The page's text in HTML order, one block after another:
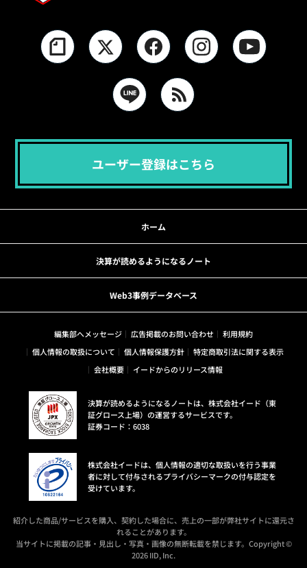
ユーザー登録はこちら
ホーム
決算が読めるようになるノート
Web3事例データベース
編集部へメッセージ 広告掲載のお問い合わせ
利用規約
個人情報の取扱について
個人情報保護方針
特定商取引法に関する表示
会社概要
イードからのリリース情報
決算が読めるようになるノートは、株式会社イード（東
証グロース上場）の運営するサービスです。
証券コード：6038
株式会社イードは、個人情報の適切な取扱いを行う事業
者に対して付与されるプライバシーマークの付与認定を
受けています。
紹介した商品/サービスを購入、契約した場合に、売上の一部が弊社サイトに還元さ
れることがあります。
当サイトに掲載の記事・見出し・写真・画像の無断転載を禁じます。Copyright ©
2026 IID, Inc.